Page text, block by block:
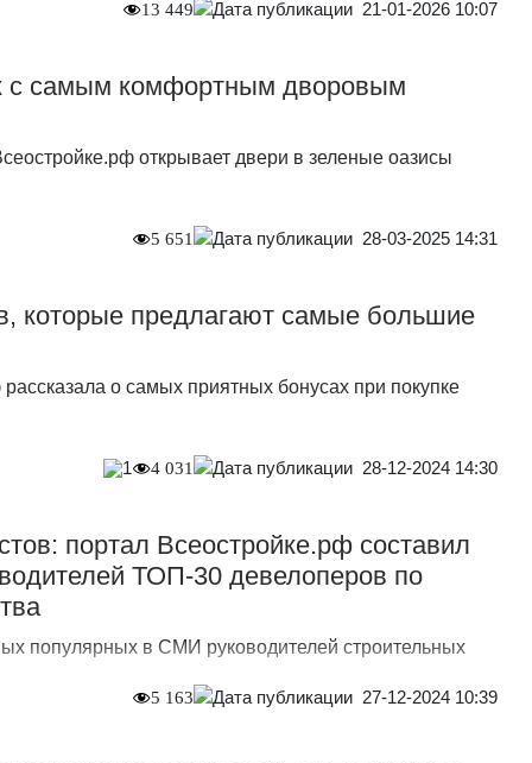
13 449 21-01-2026 10:07
с самым комфортным дворовым
открывает двери в зеленые оазисы
5 651 28-03-2025 14:31
которые предлагают самые большие
о самых приятных бонусах при покупке
1 4 031 28-12-2024 14:30
портал Всеостройке.рф составил
ТОП-30 девелоперов по
популярных в СМИ руководителей строительных
5 163 27-12-2024 10:39